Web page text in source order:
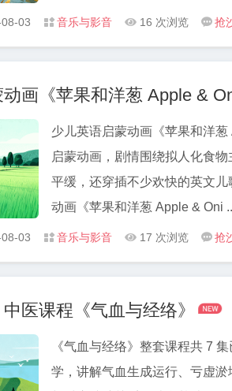
03  音乐与影音  16 次浏览  抢
画《苹果和洋葱 Apple &
少儿英语启蒙动画《苹果和洋
启蒙动画，剧情围绕拟人化食
平缓，还穿插不少欢快的英文儿歌，能帮孩
动画《苹果和洋葱 Apple & Oni
03  音乐与影音  17 次浏览  抢
中医课程《气血与经络》 
《气血与经络》整套课程共 7
学，讲解气血生成运行、亏虚